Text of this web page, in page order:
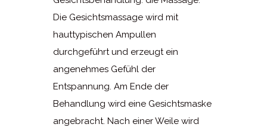
Die Gesichtsmassage wird mit
hauttypischen Ampullen
durchgeführt und erzeugt ein
angenehmes Gefühl der
Entspannung. Am Ende der
Behandlung wird eine Gesichtsmaske
angebracht. Nach einer Weile wird